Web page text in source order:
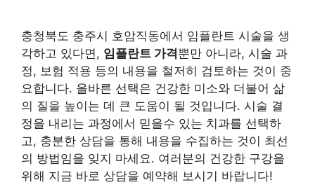
충청북도 충주시 호암직동에서 임플란트 시술을 생
각하고 있다면, 임플란트 가격뿐만 아니라, 시술 과
정, 보험 적용 등의 내용을 철저히 검토하는 것이 중
요합니다. 올바른 선택은 건강한 미소와 더불어 삶
의 질을 높이는 데 큰 도움이 될 것입니다. 시술 결
정을 내리는 과정에서 믿을수 있는 치과를 선택하
고, 충분한 상담을 통해 내용을 수집하는 것이 최선
의 방법임을 잊지 마세요. 여러분의 건강한 구강을
위해 지금 바로 상담을 예약해 보시기 바랍니다!